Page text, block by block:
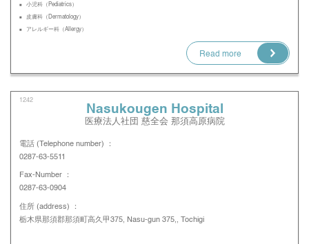
小児科（Pediatrics）
皮膚科（Dermatology）
アレルギー科（Allergy）
Read more
1242
Nasukougen Hospital
医療法人社団 慈全会 那須高原病院
電話 (Telephone number) ：
0287-63-5511
Fax-Number ：
0287-63-0904
住所 (address) ：
栃木県那須郡那須町高久甲375, Nasu-gun 375,, Tochigi